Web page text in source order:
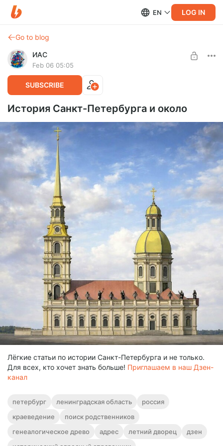
EN LOG IN
Go to blog
ИАС
Feb 06 05:05
SUBSCRIBE
История Санкт-Петербурга и около
Лёгкие статьи по истории Санкт-Петербурга и не только.
Для всех, кто хочет знать больше! Приглашаем в наш Дзен-
канал
петербург ленинградская область
россия
краеведение
поиск родственников
генеалогическое древо
адрес летний дворец
дзен